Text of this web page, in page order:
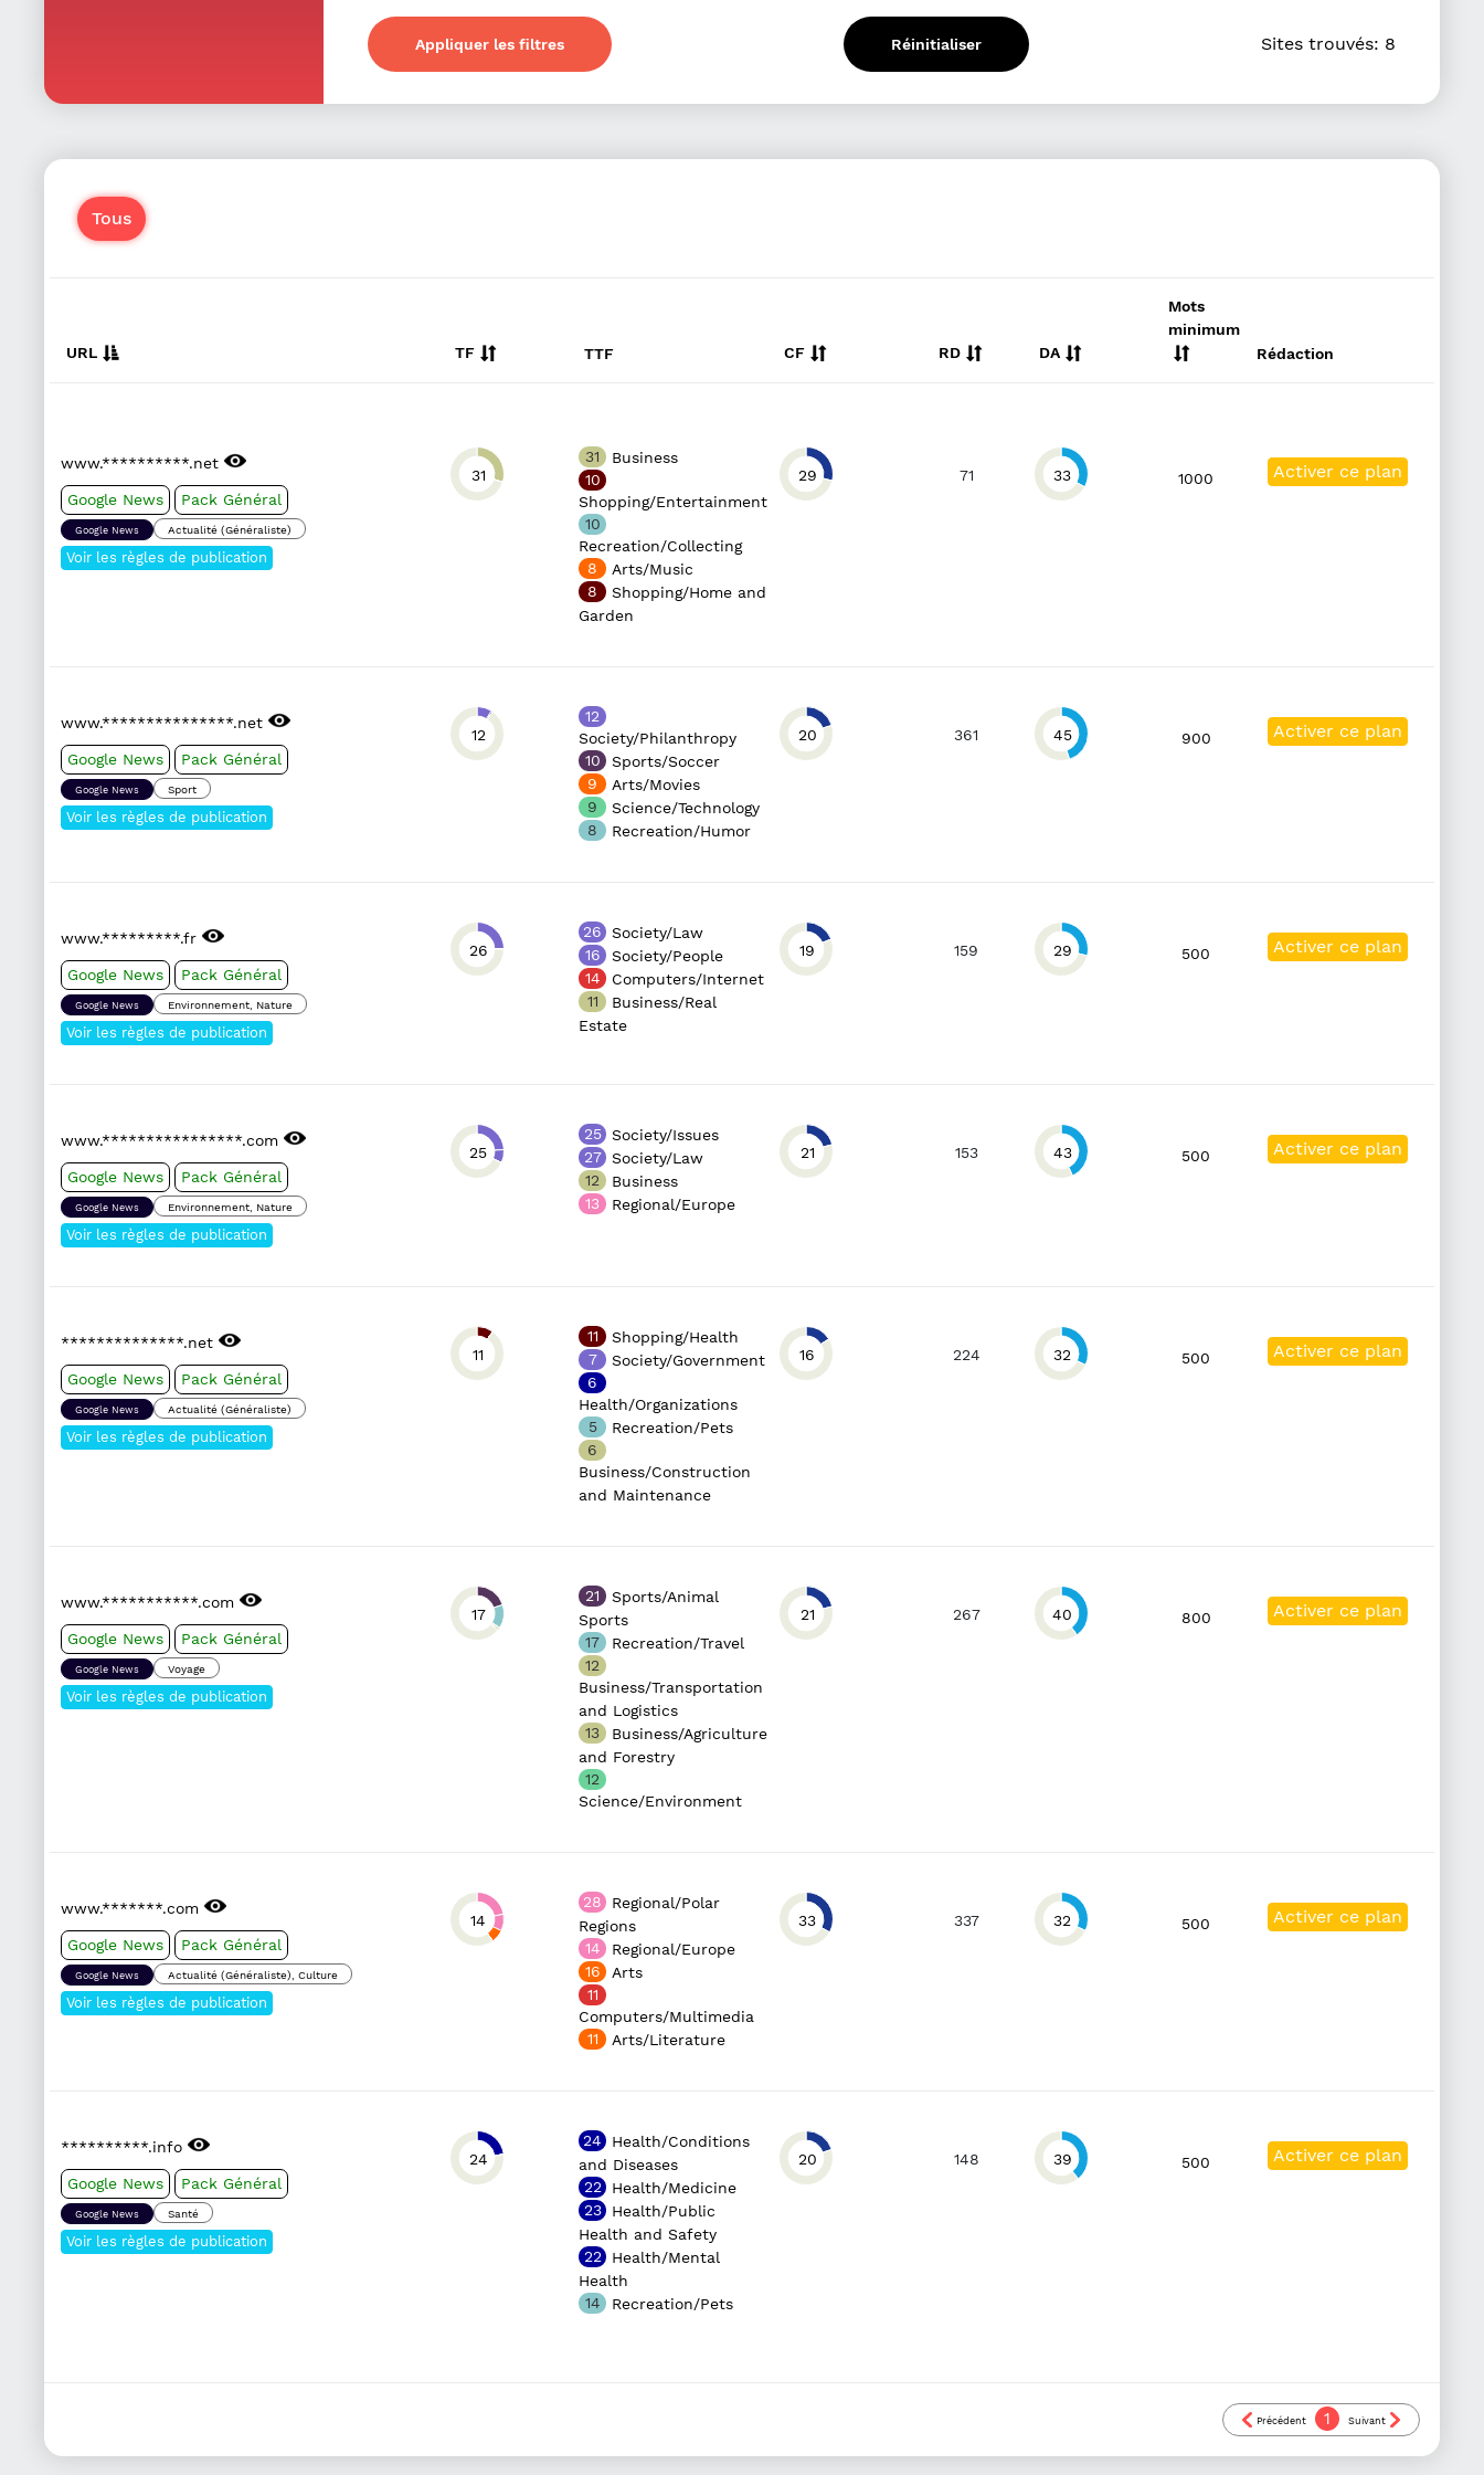
Appliquer les filtres Réinitialiser Sites trouvés: 8
Tous
URL TF TTF CF RD DA
Mots
minimum
Rédaction
www.**********.net
Google News Pack Général
Google News Actualité (Généraliste)
Voir les règles de publication
31
31
Business
10
Shopping/Entertainment
10
Recreation/Collecting
8
Arts/Music
8
Shopping/Home and
Garden
29 71 33 1000 Activer ce plan
www.***************.net
Google News Pack Général
Google News Sport
Voir les règles de publication
12
12
Society/Philanthropy
10
Sports/Soccer
9
Arts/Movies
9
Science/Technology
8
Recreation/Humor
20 361 45 900 Activer ce plan
www.*********.fr
Google News Pack Général
Google News Environnement, Nature
Voir les règles de publication
26
26
Society/Law
16
Society/People
14
Computers/Internet
11
Business/Real
Estate
19 159 29 500 Activer ce plan
www.****************.com
Google News Pack Général
Google News Environnement, Nature
Voir les règles de publication
25
25 Society/Issues
27 Society/Law
12
Business
13
Regional/Europe
21 153 43 500 Activer ce plan
**************.net
Google News Pack Général
Google News Actualité (Généraliste)
Voir les règles de publication
11
11
Shopping/Health
7
Society/Government
6
Health/Organizations
5
Recreation/Pets
6
Business/Construction
and Maintenance
16 224 32 500 Activer ce plan
www.***********.com
Google News Pack Général
Google News Voyage
Voir les règles de publication
17
21
Sports/Animal
Sports
17
Recreation/Travel
12
Business/Transportation
and Logistics
13
Business/Agriculture
and Forestry
12
Science/Environment
21 267 40 800 Activer ce plan
www.*******.com
Google News Pack Général
Google News Actualité (Généraliste), Culture
Voir les règles de publication
14
28
Regional/Polar
Regions
14
Regional/Europe
16
Arts
11
Computers/Multimedia
11
Arts/Literature
33 337 32 500 Activer ce plan
**********.info
Google News Pack Général
Google News Santé
Voir les règles de publication
24
24
Health/Conditions
and Diseases
22
Health/Medicine
23
Health/Public
Health and Safety
22
Health/Mental
Health
14
Recreation/Pets
20 148 39 500 Activer ce plan
Précédent 1 Suivant